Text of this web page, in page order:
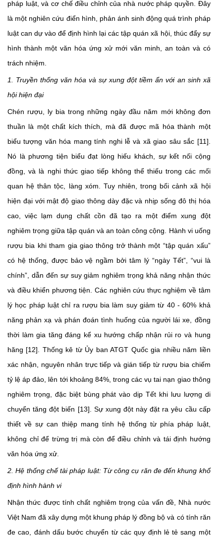
pháp luật, và cơ chế điều chỉnh của nhà nước pháp quyền. Đây
là một nghiên cứu điển hình, phản ánh sinh động quá trình pháp
luật can dự vào để định hình lại các tập quán xã hội, thúc đẩy sự
hình thành một văn hóa ứng xử mới văn minh, an toàn và có
trách nhiệm.
1. Truyền thống văn hóa và sự xung đột tiềm ẩn với an sinh xã
hội hiện đại
Chén rượu, ly bia trong những ngày đầu năm mới không đơn
thuần là một chất kích thích, mà đã được mã hóa thành một
biểu tượng văn hóa mang tính nghi lễ và xã giao sâu sắc [11].
Nó là phương tiện biểu đạt lòng hiếu khách, sự kết nối cộng
đồng, và là nghi thức giao tiếp không thể thiếu trong các mối
quan hệ thân tộc, làng xóm. Tuy nhiên, trong bối cảnh xã hội
hiện đại với mật độ giao thông dày đặc và nhịp sống đô thị hóa
cao, việc lạm dụng chất cồn đã tạo ra một điểm xung đột
nghiêm trọng giữa tập quán và an toàn công cộng. Hành vi uống
rượu bia khi tham gia giao thông trở thành một “tập quán xấu”
có hệ thống, được bảo vệ ngầm bởi tâm lý “ngày Tết”, “vui là
chính”, dẫn đến sự suy giảm nghiêm trọng khả năng nhận thức
và điều khiển phương tiện. Các nghiên cứu thực nghiệm về tâm
lý học pháp luật chỉ ra rượu bia làm suy giảm từ 40 - 60% khả
năng phản xạ và phán đoán tình huống của người lái xe, đồng
thời làm gia tăng đáng kể xu hướng chấp nhận rủi ro và hung
hăng [12]. Thống kê từ Ủy ban ATGT Quốc gia nhiều năm liền
xác nhận, nguyên nhân trực tiếp và gián tiếp từ rượu bia chiếm
tỷ lệ áp đảo, lên tới khoảng 84%, trong các vụ tai nạn giao thông
nghiêm trọng, đặc biệt bùng phát vào dịp Tết khi lưu lượng di
chuyển tăng đột biến [13]. Sự xung đột này đặt ra yêu cầu cấp
thiết về sự can thiệp mang tính hệ thống từ phía pháp luật,
không chỉ để trừng trị mà còn để điều chỉnh và tái định hướng
văn hóa ứng xử.
2. Hệ thống chế tài pháp luật: Từ công cụ răn đe đến khung khổ
định hình hành vi
Nhận thức được tính chất nghiêm trọng của vấn đề, Nhà nước
Việt Nam đã xây dựng một khung pháp lý đồng bộ và có tính răn
đe cao, đánh dấu bước chuyển từ các quy định lẻ tẻ sang một